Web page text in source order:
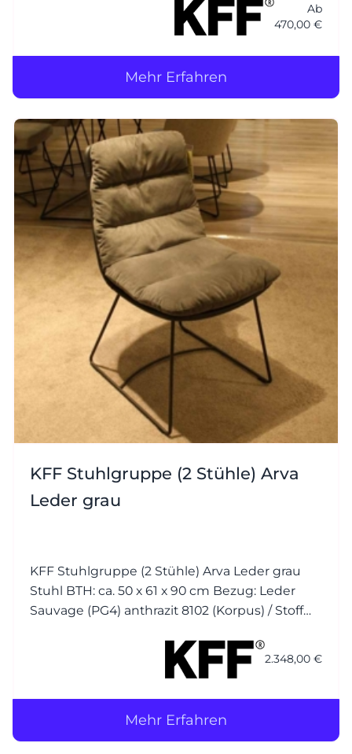
Ab
470,00 €
Mehr Erfahren
KFF Stuhlgruppe (2 Stühle) Arva
Leder grau
KFF Stuhlgruppe (2 Stühle) Arva Leder grau
Stuhl BTH: ca. 50 x 61 x 90 cm Bezug: Leder
Sauvage (PG4) anthrazit 8102 (Korpus) / Stoff
2.348,00 €
Mehr Erfahren